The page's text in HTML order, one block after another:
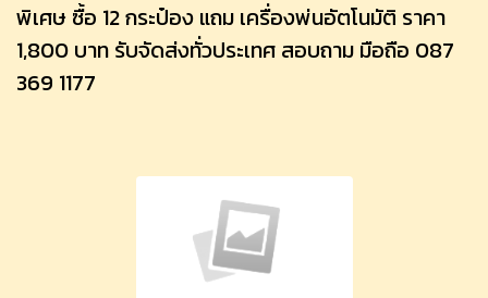
พิเศษ ซื้อ 12 กระป๋อง แถม เครื่องพ่นอัตโนมัติ ราคา
1,800 บาท รับจัดส่งทั่วประเทศ สอบถาม มือถือ 087
369 1177